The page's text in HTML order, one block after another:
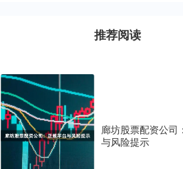
推荐阅读
廊坊股票配资公司
与风险提示